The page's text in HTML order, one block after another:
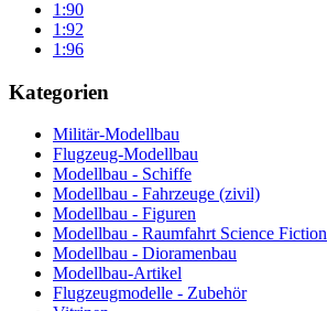
1:90
1:92
1:96
Kategorien
Militär-Modellbau
Flugzeug-Modellbau
Modellbau - Schiffe
Modellbau - Fahrzeuge (zivil)
Modellbau - Figuren
Modellbau - Raumfahrt Science Fiction
Modellbau - Dioramenbau
Modellbau-Artikel
Flugzeugmodelle - Zubehör